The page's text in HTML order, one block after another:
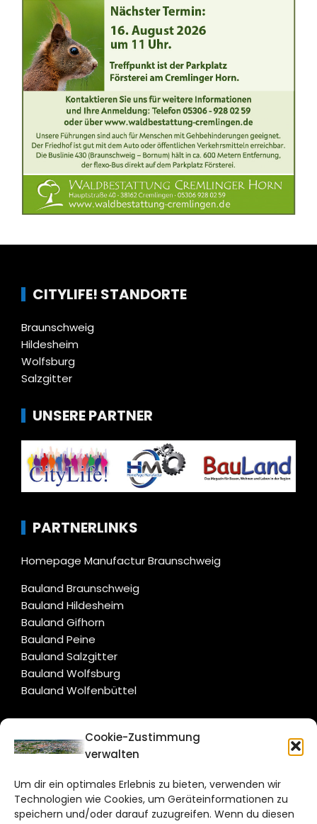
Cookie-Zustimmung
verwalten
Um dir ein optimales Erlebnis zu bieten, verwenden wir
Technologien wie Cookies, um Geräteinformationen zu
speichern und/oder darauf zuzugreifen. Wenn du diesen
CITYLIFE! STANDORTE
Braunschweig
Hildesheim
Wolfsburg
Salzgitter
UNSERE PARTNER
PARTNERLINKS
Homepage Manufactur Braunschweig
Bauland Braunschweig
Bauland Hildesheim
Bauland Gifhorn
Bauland Peine
Bauland Salzgitter
Bauland Wolfsburg
Bauland Wolfenbüttel
CITYLIFE!
Bruchtorwall 12
38100 Braunschweig